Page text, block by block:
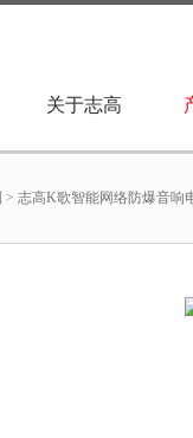
关于志高
> 志高K歌智能网络防爆音响